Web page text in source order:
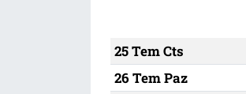
25 Tem Cts
26 Tem Paz